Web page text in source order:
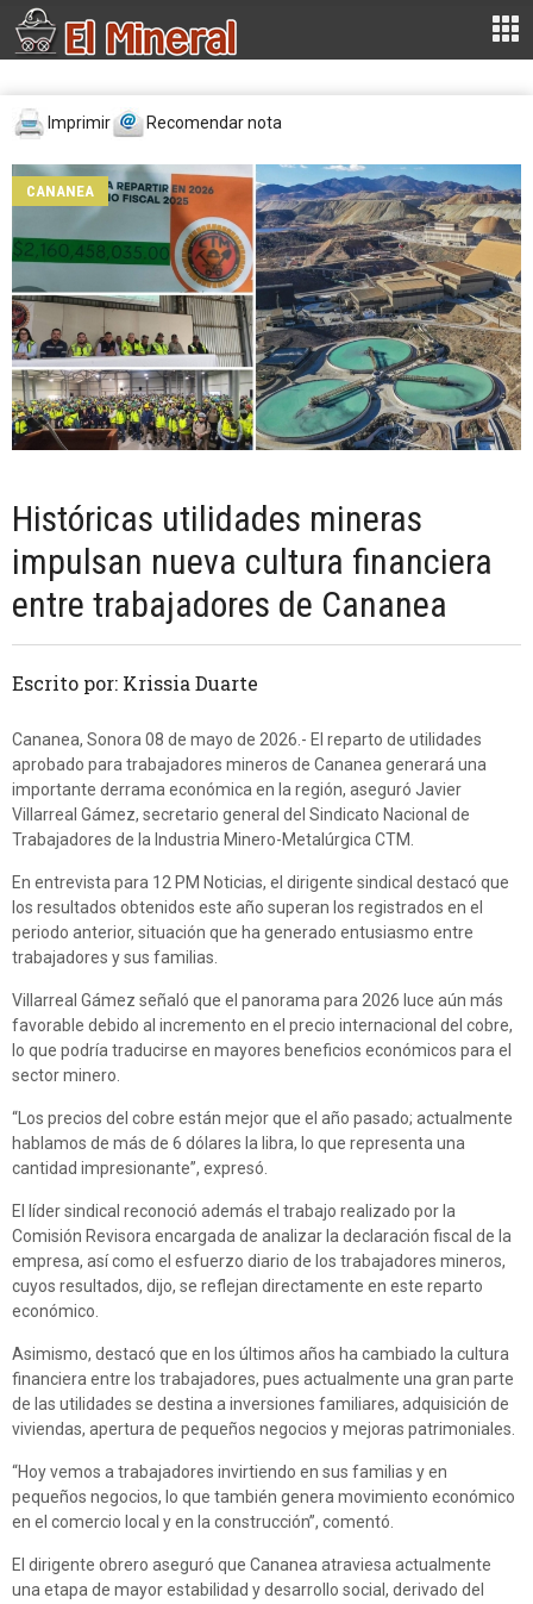
Imprimir Recomendar nota
CANANEA
Históricas utilidades mineras
impulsan nueva cultura financiera
entre trabajadores de Cananea
Escrito por: Krissia Duarte
Cananea, Sonora 08 de mayo de 2026.- El reparto de utilidades
aprobado para trabajadores mineros de Cananea generará una
importante derrama económica en la región, aseguró Javier
Villarreal Gámez, secretario general del Sindicato Nacional de
Trabajadores de la Industria Minero-Metalúrgica CTM.
En entrevista para 12 PM Noticias, el dirigente sindical destacó que
los resultados obtenidos este año superan los registrados en el
periodo anterior, situación que ha generado entusiasmo entre
trabajadores y sus familias.
Villarreal Gámez señaló que el panorama para 2026 luce aún más
favorable debido al incremento en el precio internacional del cobre,
lo que podría traducirse en mayores beneficios económicos para el
sector minero.
“Los precios del cobre están mejor que el año pasado; actualmente
hablamos de más de 6 dólares la libra, lo que representa una
cantidad impresionante”, expresó.
El líder sindical reconoció además el trabajo realizado por la
Comisión Revisora encargada de analizar la declaración fiscal de la
empresa, así como el esfuerzo diario de los trabajadores mineros,
cuyos resultados, dijo, se reflejan directamente en este reparto
económico.
Asimismo, destacó que en los últimos años ha cambiado la cultura
financiera entre los trabajadores, pues actualmente una gran parte
de las utilidades se destina a inversiones familiares, adquisición de
viviendas, apertura de pequeños negocios y mejoras patrimoniales.
“Hoy vemos a trabajadores invirtiendo en sus familias y en
pequeños negocios, lo que también genera movimiento económico
en el comercio local y en la construcción”, comentó.
El dirigente obrero aseguró que Cananea atraviesa actualmente
una etapa de mayor estabilidad y desarrollo social, derivado del